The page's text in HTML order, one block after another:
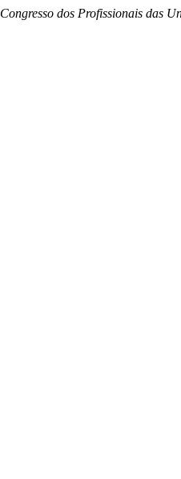
Congresso dos Profissionais das